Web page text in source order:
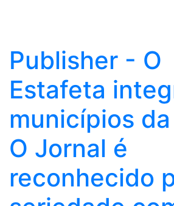
Publisher - O
Estafeta
municípios
O Jornal é
reconhecido